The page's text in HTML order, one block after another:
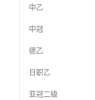
中乙
中冠
德乙
日职乙
亚冠二级